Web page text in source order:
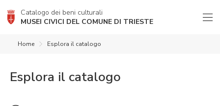
Catalogo dei beni culturali
MUSEI CIVICI DEL COMUNE DI TRIESTE
Home Esplora il catalogo
Esplora il catalogo